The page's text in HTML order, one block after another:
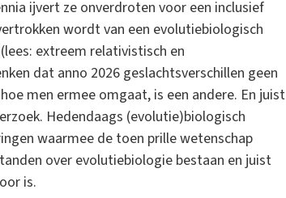
ijvert ze onverdroten voor een inclusief
wordt van een evolutiebiologisch
extreem relativistisch en
dat anno 2026 geslachtsverschillen geen
men ermee omgaat, is een andere. En juist
Hedendaags (evolutie)biologisch
waarmee de toen prille wetenschap
over evolutiebiologie bestaan en juist
is.